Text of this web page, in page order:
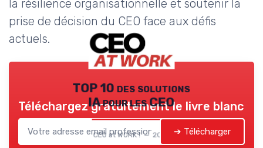
la résilience organisationnelle et soutenir la
prise de décision du CEO face aux défis
actuels.
TOP 10 des solutions
IA pour les CEO
CEO at WORK ! — 2026
Téléchargez gratuitement le livre blanc
➔ Télécharger